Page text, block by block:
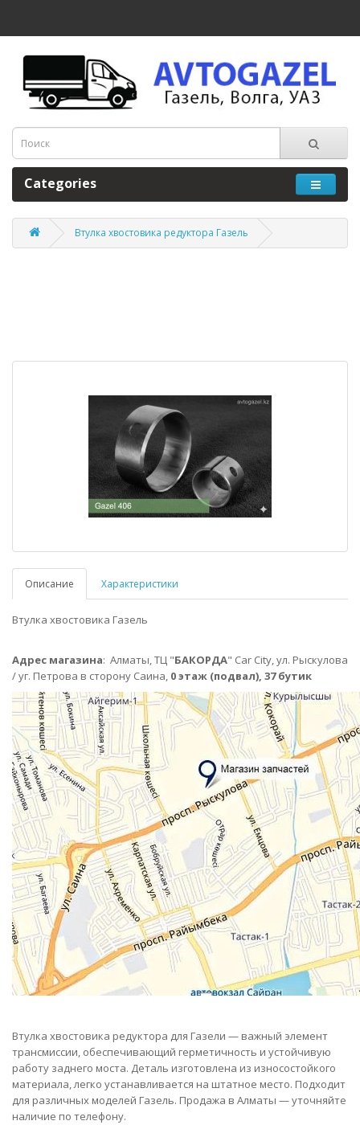
Categories
Втулка хвостовика редуктора Газель
Описание Характеристики
Втулка хвостовика Газель
Адрес магазина: Алматы,ТЦ "БАКОРДА" Car City, ул. Рыскулова
/ уг. Петрова в сторону Саина, 0 этаж (подвал), 37 бутик
Втулка хвостовика редуктора для Газели — важный элемент
трансмиссии, обеспечивающий герметичность и устойчивую
работу заднего моста. Деталь изготовлена из износостойкого
материала, легко устанавливается на штатное место. Подходит
для различных моделей Газель. Продажа в Алматы — уточняйте
наличие по телефону.